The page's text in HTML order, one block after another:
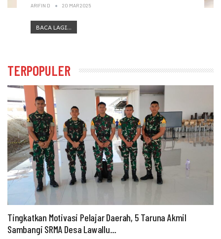
ARIFIN D 20 MAR 2025
BACA LAGI...
TERPOPULER
Tingkatkan Motivasi Pelajar Daerah, 5 Taruna Akmil
Sambangi SRMA Desa Lawallu…